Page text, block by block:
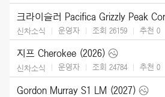
신차소식 운영자 조회 26159 추천 0
지프 Cherokee (2026)
신차소식 운영자 조회 24784 추천 0
Gordon Murray S1 LM (2027)